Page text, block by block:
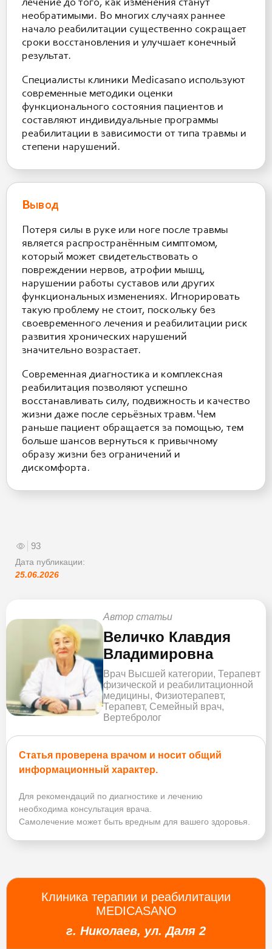
лечение до того, как изменения станут
необратимыми. Во многих случаях раннее
начало реабилитации существенно сокращает
сроки восстановления и улучшает конечный
результат.
Специалисты клиники Medicasano используют
современные методики оценки
функционального состояния пациентов и
составляют индивидуальные программы
реабилитации в зависимости от типа травмы и
степени нарушений.
Вывод
Потеря силы в руке или ноге после травмы
является распространённым симптомом,
который может свидетельствовать о
повреждении нервов, атрофии мышц,
нарушении работы суставов или других
функциональных изменениях. Игнорировать
такую проблему не стоит, поскольку без
своевременного лечения и реабилитации риск
развития хронических нарушений
значительно возрастает.
Современная диагностика и комплексная
реабилитация позволяют успешно
восстанавливать силу, подвижность и качество
жизни даже после серьёзных травм. Чем
раньше пациент обращается за помощью, тем
больше шансов вернуться к привычному
образу жизни без ограничений и
дискомфорта.
93
Дата публикации:
25.06.2026
Автор статьи
Величко Клавдия
Владимировна
Врач Высшей категории, Терапевт
физической и реабилитационной
медицины, Физиотерапевт,
Терапевт, Семейный врач,
Вертебролог
Статья проверена врачом и носит общий
информационный характер.
Для рекомендаций по диагностике и лечению
необходима консультация врача.
Самолечение может быть вредным для вашего здоровья.
Клиника терапии и реабилитации
MEDICASANO
г. Николаев, ул. Даля 2